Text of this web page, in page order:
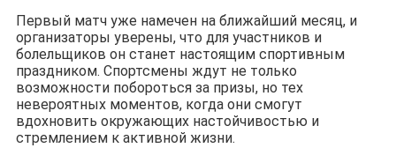
Первый матч уже намечен на ближайший месяц, и
организаторы уверены, что для участников и
болельщиков он станет настоящим спортивным
праздником. Спортсмены ждут не только
возможности побороться за призы, но тех
невероятных моментов, когда они смогут
вдохновить окружающих настойчивостью и
стремлением к активной жизни.